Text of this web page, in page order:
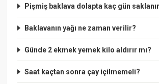
Pişmiş baklava dolapta kaç gün
Baklavanın yağı ne zaman verilir?
Günde 2 ekmek yemek kilo aldırır mı?
Saat kaçtan sonra çay içilmemeli?